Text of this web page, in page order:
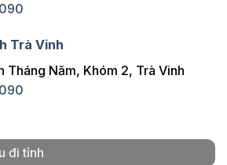
Trà Vinh
Tháng Năm, Khóm 2, Trà Vinh
đi tỉnh